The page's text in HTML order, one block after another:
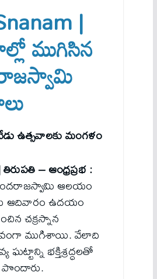
|
ముగిసిన
ఉత్సవాలకు మంగళం
– ఆంధ్రప్రభ :
ఆలయం
ఆదివారం ఉదయం
చక్రస్నాన
ముగిశాయి. వేలాది
ఘట్టాన్ని భక్తిశ్రద్ధలతో
పొందారు.